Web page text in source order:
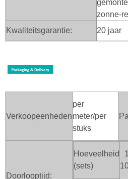
zonne-
Kwaliteitsgarantie:
20 jaar
Verkoopeenheden
per
meter/per
stuks
Doorlooptijd:
Hoeveelheid
(sets)